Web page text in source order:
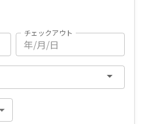
チェックアウト